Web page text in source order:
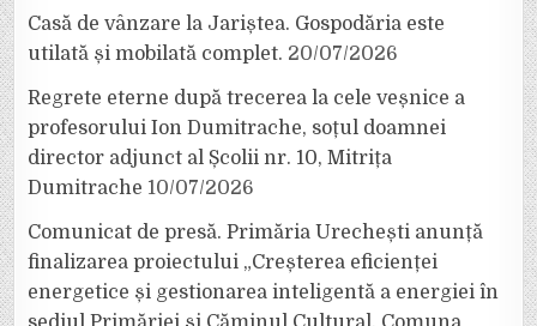
Casă de vânzare la Jariștea. Gospodăria este
utilată și mobilată complet. 20/07/2026
Regrete eterne după trecerea la cele veșnice a
profesorului Ion Dumitrache, soțul doamnei
director adjunct al Școlii nr. 10, Mitrița
Dumitrache 10/07/2026
Comunicat de presă. Primăria Urechești anunță
finalizarea proiectului „Creșterea eficienței
energetice și gestionarea inteligentă a energiei în